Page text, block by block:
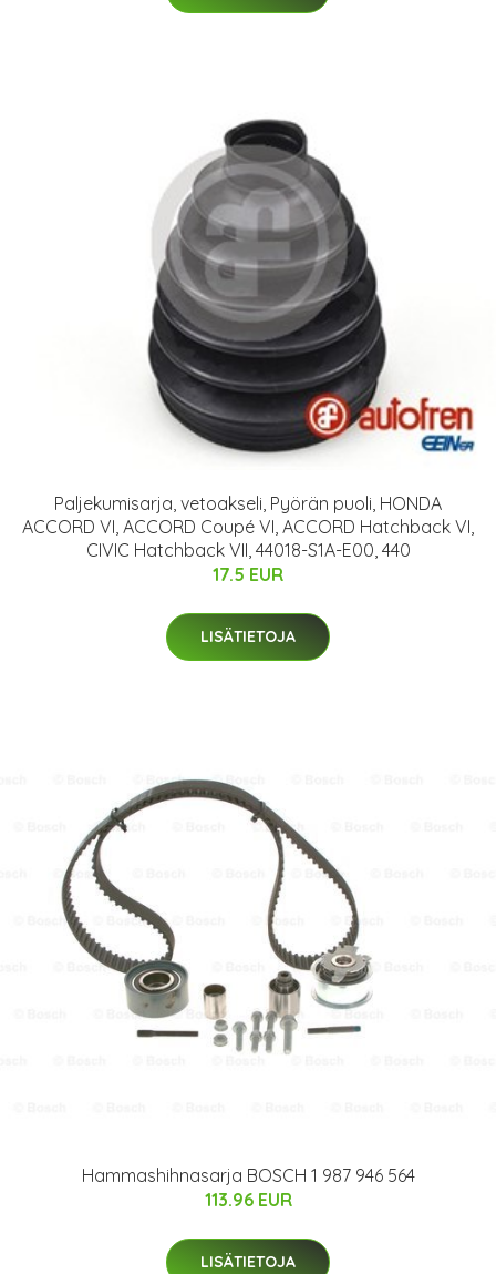
Paljekumisarja, vetoakseli, Pyörän puoli, HONDA
ACCORD VI, ACCORD Coupé VI, ACCORD Hatchback VI,
CIVIC Hatchback VII, 44018-S1A-E00, 440
17.5 EUR
LISÄTIETOJA
Hammashihnasarja BOSCH 1 987 946 564
113.96 EUR
LISÄTIETOJA